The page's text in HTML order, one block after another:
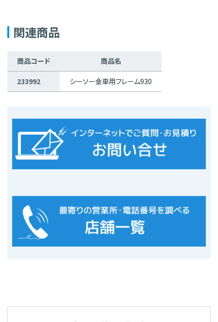
関連商品
商品コード 商品名
233992 シーソー金車用フレーム930